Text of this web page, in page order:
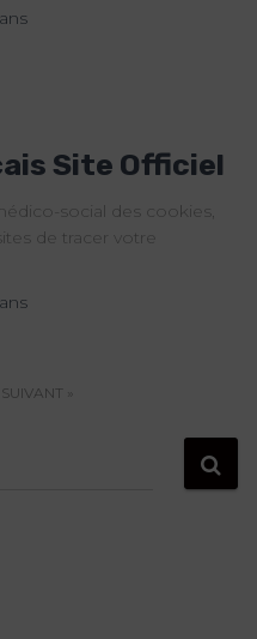
Site Officiel
social des cookies,
de tracer votre
SUIVANT